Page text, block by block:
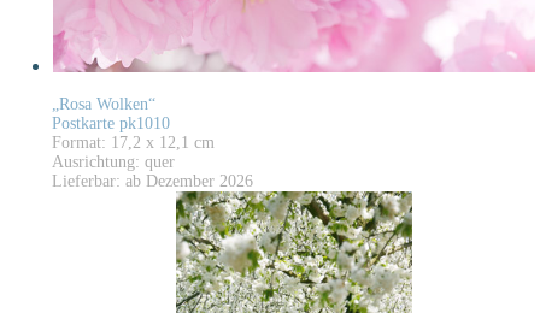
„Rosa Wolken“
Postkarte pk1010
Format: 17,2 x 12,1 cm
Ausrichtung: quer
Lieferbar: ab Dezember 2026